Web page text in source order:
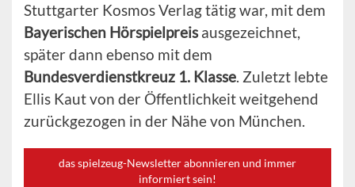
Stuttgarter Kosmos Verlag tätig war, mit dem
Bayerischen Hörspielpreisausgezeichnet,
später dann ebenso mit dem
Bundesverdienstkreuz 1. Klasse. Zuletzt lebte
Ellis Kaut von der Öffentlichkeit weitgehend
zurückgezogen in der Nähe von München.
das spielzeug-Newsletter abonnieren und immer
informiert sein!